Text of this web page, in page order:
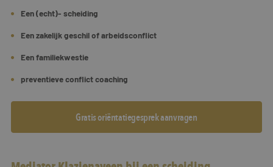
Een (echt)- scheiding
Een zakelijk geschil of arbeidsconflict
Een familiekwestie
preventieve conflict coaching
Gratis oriëntatiegesprek aanvragen